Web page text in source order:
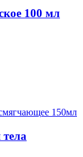
100 мл